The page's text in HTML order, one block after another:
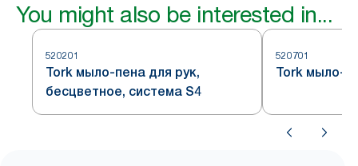
You might also be interested in...
520201
Tork мыло-пена для рук,
бесцветное, система S4
520701
Tork мыло-